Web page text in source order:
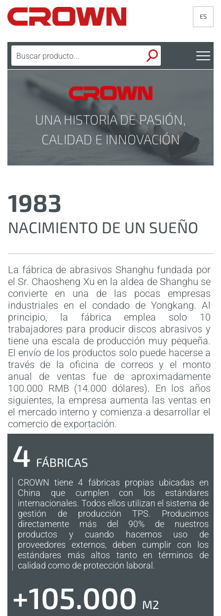
ES
UNA HISTORIA DE PASIÓN,
CALIDAD E INNOVACIÓN
1983
NACIMIENTO DE UN SUEÑO
La fábrica de abrasivos Shanghu fundada por
el Sr. Chaosheng Xu en la aldea de Shanghu se
convierte en una de las pocas empresas
industriales en el condado de Yongkang. Al
principio, la fábrica emplea solo 10
trabajadores para producir discos abrasivos y
tiene una escala de producción muy pequeña.
El envío de los productos solo puede hacerse a
través de la oficina de correos y el monto
anual de ventas fue de aproximadamente
100.000 RMB (14.000 dólares). En los años
siguientes, la empresa aumenta las ventas en
el mercado interno y comienza a desarrollar el
comercio de exportación.
4 FÁBRICAS
CROWN tiene 4 fábricas propias ubicadas en
China que cumplen con los estándares
internacionales. Todos ellos utilizan el sistema de
gestión de producción TPS. Producimos
directamente más del 90% de nuestros
productos y cuando hacemos uso de
proveedores externos, deben cumplir con los
estándares más altos tanto en términos de
calidad como de protección laboral.
+105.000 M2